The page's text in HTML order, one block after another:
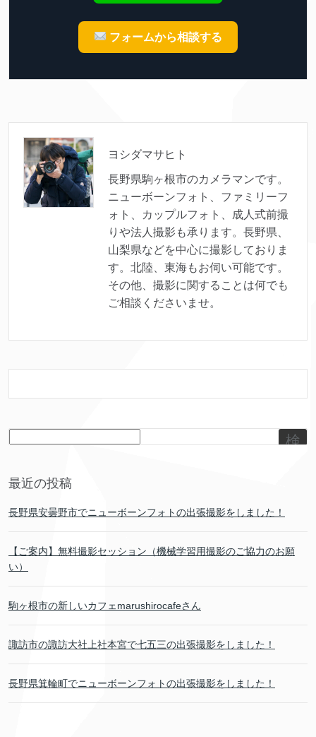
フォームから相談する
ヨシダマサヒト
長野県駒ヶ根市のカメラマンです。
ニューボーンフォト、ファミリーフ
ォト、カップルフォト、成人式前撮
りや法人撮影も承ります。長野県、
山梨県などを中心に撮影しておりま
す。北陸、東海もお伺い可能です。
その他、撮影に関することは何でも
ご相談くださいませ。
検
最近の投稿
長野県安曇野市でニューボーンフォトの出張撮影をしました！
【ご案内】無料撮影セッション（機械学習用撮影のご協力のお願
い）
駒ヶ根市の新しいカフェmarushirocafeさん
諏訪市の諏訪大社上社本宮で七五三の出張撮影をしました！
長野県箕輪町でニューボーンフォトの出張撮影をしました！